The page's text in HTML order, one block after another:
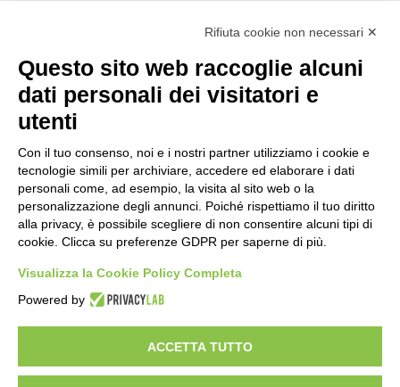
Importo netto (€):
Calcola
Scorporo IVA
Importo lordo (€):
Rifiuta cookie non necessari ✕
Questo sito web raccoglie alcuni
dati personali dei visitatori e
utenti
Con il tuo consenso, noi e i nostri partner utilizziamo i cookie e
tecnologie simili per archiviare, accedere ed elaborare i dati
personali come, ad esempio, la visita al sito web o la
personalizzazione degli annunci. Poiché rispettiamo il tuo diritto
alla privacy, è possibile scegliere di non consentire alcuni tipi di
cookie. Clicca su preferenze GDPR per saperne di più.
Visualizza la Cookie Policy Completa
Powered by
ACCETTA TUTTO